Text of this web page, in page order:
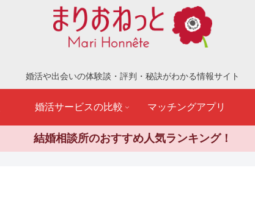
婚活や出会いの体験談・評判・秘訣がわかる情報サイト
婚活サービスの比較 マッチングアプリ
結婚相談所のおすすめ人気ランキング！